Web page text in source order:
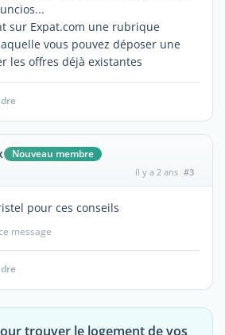
sur Expat.com une rubrique
vous pouvez déposer une
les offres déjà existantes
Nouveau membre
il y a 2 ans #3
pour ces conseils
message
trouver le logement de vos